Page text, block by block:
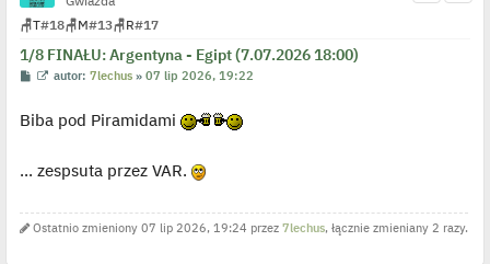
y
c
z
o
s
🪑T#18🪑M#13🪑R#17
1/8 FINAŁU: Argentyna - Egipt (7.07.2026 18:00)
P
t
W
w
l
j
e
autor:7lechus »07 lip 2026, 19:22
Biba pod Piramidami
... zespsuta przez VAR.
Ostatnio zmieniony 07 lip 2026, 19:24 przez 7lechus, łącznie zmieniany 2 razy.